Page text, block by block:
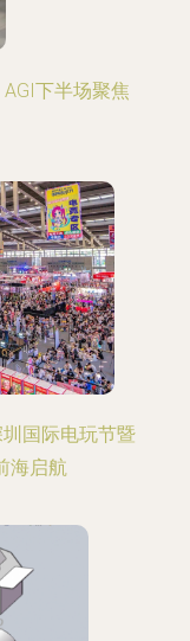
下半场聚焦
国际电玩节暨
海启航